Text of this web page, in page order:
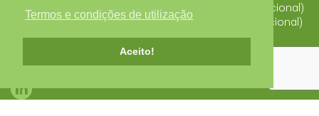
Termos e condições de utilização
Aceito!
T. +351 234 529 340 (Chamada para a rede fixa nacional)
F. +351 234 523 827 (Chamada para a rede fixa nacional)
alberplas@alberplas.pt